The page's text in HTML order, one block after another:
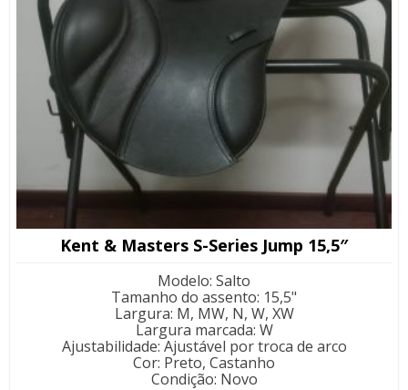
Kent & Masters S-Series Jump 15,5″
Modelo: Salto
Tamanho do assento: 15,5"
Largura: M, MW, N, W, XW
Largura marcada: W
Ajustabilidade: Ajustável por troca de arco
Cor: Preto, Castanho
Condição: Novo